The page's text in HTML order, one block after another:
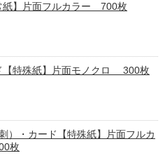
紙】片面フルカラー 700枚
【特殊紙】片面モノクロ 300枚
）・カード【特殊紙】片面フルカ
枚